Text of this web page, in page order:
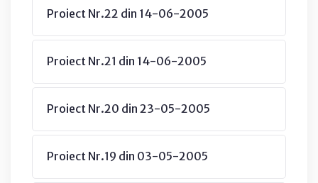
Proiect Nr.22 din 14-06-2005
Proiect Nr.21 din 14-06-2005
Proiect Nr.20 din 23-05-2005
Proiect Nr.19 din 03-05-2005